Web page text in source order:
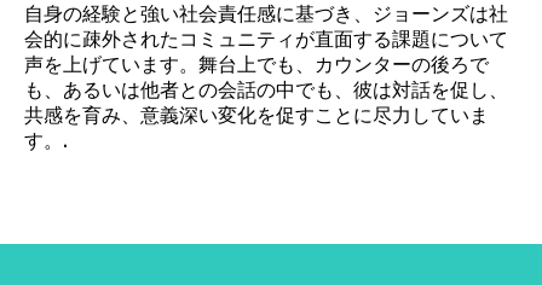
自身の経験と強い社会責任感に基づき、ジョーンズは社
会的に疎外されたコミュニティが直面する課題について
声を上げています。舞台上でも、カウンターの後ろで
も、あるいは他者との会話の中でも、彼は対話を促し、
共感を育み、意義深い変化を促すことに尽力していま
す。.